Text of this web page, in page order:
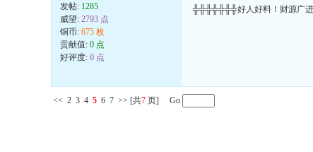
发帖: 1285
威望: 2793 点
铜币: 675 枚
贡献值: 0 点
好评度: 0 点
╬╬╬╬╬╬╬好人好料！财源广进
<< 2 3 4 5 6 7 >> [共7 页] Go